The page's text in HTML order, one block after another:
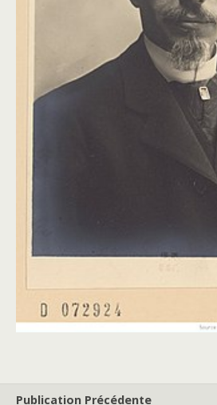
Publication Précédente